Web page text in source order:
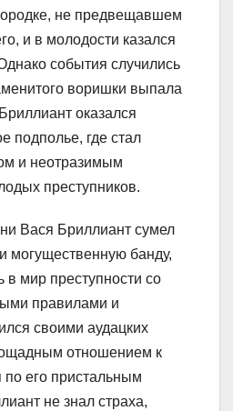
не предвещавшем
и в молодости казался
события случились
воришки выпала
оказался
подполье, где стал
и неотразимым
преступников.
Вася Бриллиант сумел
могущественную банду,
в мир преступности со
правилами и
своими аудацких
отношением к
по его пристальным
не знал страха,